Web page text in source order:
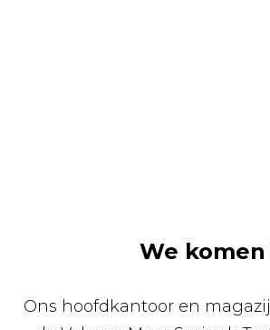
We
Ons hoofdkantoor en